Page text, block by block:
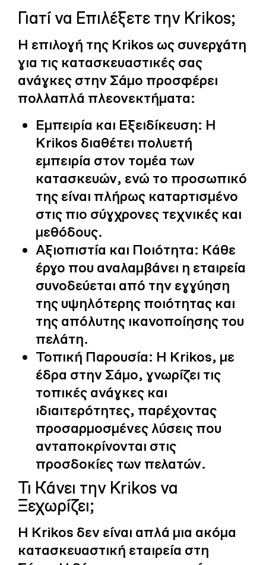
Γιατί να Επιλέξετε την Krikos;
Η επιλογή της Krikos ως συνεργάτη
για τις κατασκευαστικές σας
ανάγκες στην Σάμο προσφέρει
πολλαπλά πλεονεκτήματα:
Εμπειρία και Εξειδίκευση: Η
Krikos διαθέτει πολυετή
εμπειρία στον τομέα των
κατασκευών, ενώ το προσωπικό
της είναι πλήρως καταρτισμένο
στις πιο σύγχρονες τεχνικές και
μεθόδους.
Αξιοπιστία και Ποιότητα: Κάθε
έργο που αναλαμβάνει η εταιρεία
συνοδεύεται από την εγγύηση
της υψηλότερης ποιότητας και
της απόλυτης ικανοποίησης του
πελάτη.
Τοπική Παρουσία: Η Krikos, με
έδρα στην Σάμο, γνωρίζει τις
τοπικές ανάγκες και
ιδιαιτερότητες, παρέχοντας
προσαρμοσμένες λύσεις που
ανταποκρίνονται στις
προσδοκίες των πελατών.
Τι Κάνει την Krikos να
Ξεχωρίζει;
Η Krikos δεν είναι απλά μια ακόμα
κατασκευαστική εταιρεία στη